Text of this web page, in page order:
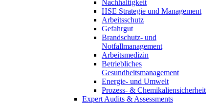
Nachhaltigkeit
HSE Strategie und Management
Arbeitsschutz
Gefahrgut
Brandschutz- und
Notfallmanagement
Arbeitsmedizin
Betriebliches
Gesundheitsmanagement
Energie- und Umwelt
Prozess- & Chemikaliensicherheit
Expert Audits & Assessments